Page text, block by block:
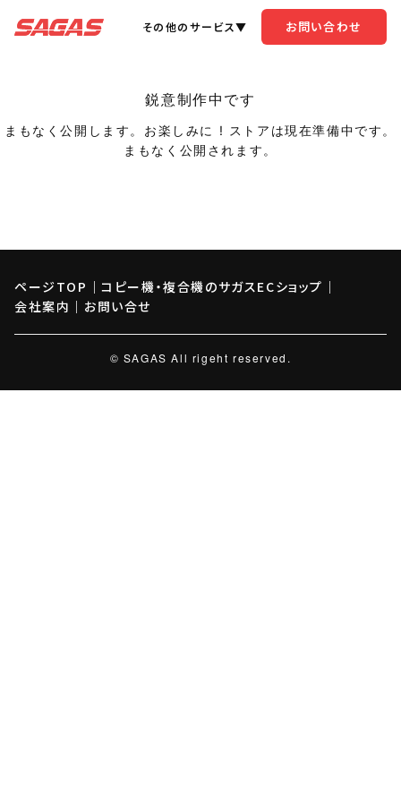
その他のサービス▼ お問い合わせ
鋭意制作中です
まもなく公開します。お楽しみに ! ストアは現在準備中です。
まもなく公開されます。
ページTOP ｜コピー機・複合機のサガスECショップ ｜
会社案内 ｜ お問い合せ
© SAGAS All rigeht reserved.